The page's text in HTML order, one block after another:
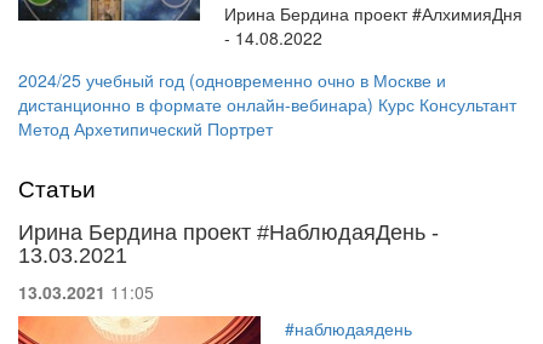
Ирина Бердина проект #АлхимияДня
- 14.08.2022
2024/25 учебный год (одновременно очно в Москве и
дистанционно в формате онлайн-вебинара) Курс Консультант
Метод Архетипический Портрет
Статьи
Ирина Бердина проект #НаблюдаяДень -
13.03.2021
13.03.2021 11:05
#наблюдаядень